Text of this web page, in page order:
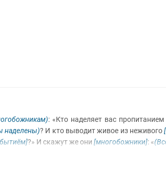
: «Кто наделяет вас
наделены)? И кто выводит живое из неживого
?» И скажут же они [многобожники]: «